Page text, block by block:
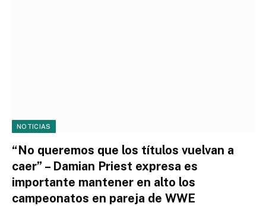
NOTICIAS
“No queremos que los títulos vuelvan a
caer” – Damian Priest expresa es
importante mantener en alto los
campeonatos en pareja de WWE